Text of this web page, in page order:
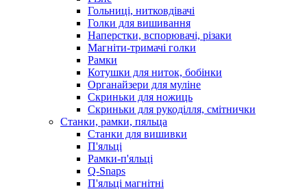
Гольниці, нитковдівачі
Голки для вишивання
Наперстки, вспорювачі, різаки
Магніти-тримачі голки
Рамки
Котушки для ниток, бобінки
Органайзери для муліне
Скриньки для ножиць
Скриньки для рукоділля, смітнички
Станки, рамки, пяльца
Станки для вишивки
П'яльці
Рамки-п'яльці
Q-Snaps
П'яльці магнітні